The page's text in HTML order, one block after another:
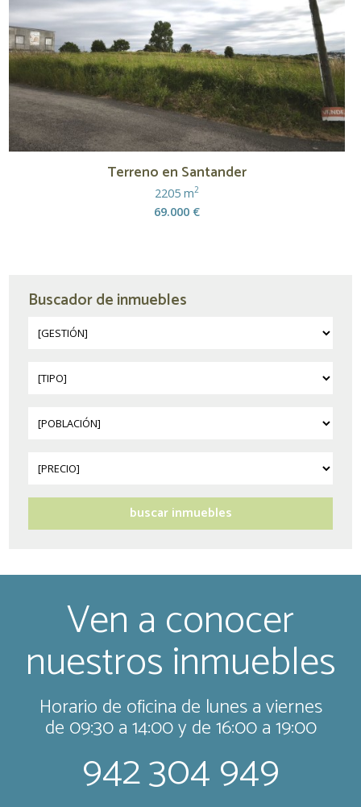
Terreno en Santander
2205 m2
69.000 €
Buscador de inmuebles
Ven a conocer
nuestros inmuebles
Horario de oficina de lunes a viernes
de 09:30 a 14:00 y de 16:00 a 19:00
942 304 949